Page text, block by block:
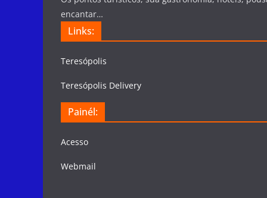
encantar…
Links:
Teresópolis
Teresópolis Delivery
Painél:
Acesso
Webmail